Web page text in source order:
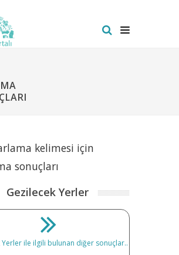
kelimesi için
sonuçları
Gezilecek Yerler
Yerler ile ilgili bulunan diğer sonuçlar..